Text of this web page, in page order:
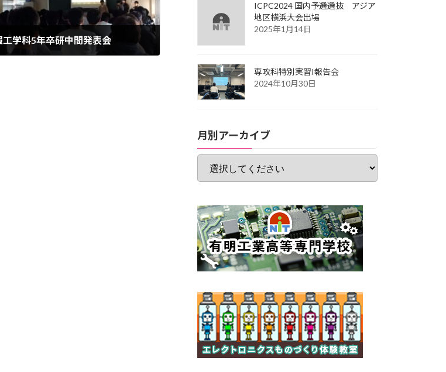
工学科5年卒研中間発表会
ICPC2024 国内予選選抜 アジア
地区横浜大会出場
2025年1月14日
専攻科特別実習I報告会
2024年10月30日
月別アーカイブ